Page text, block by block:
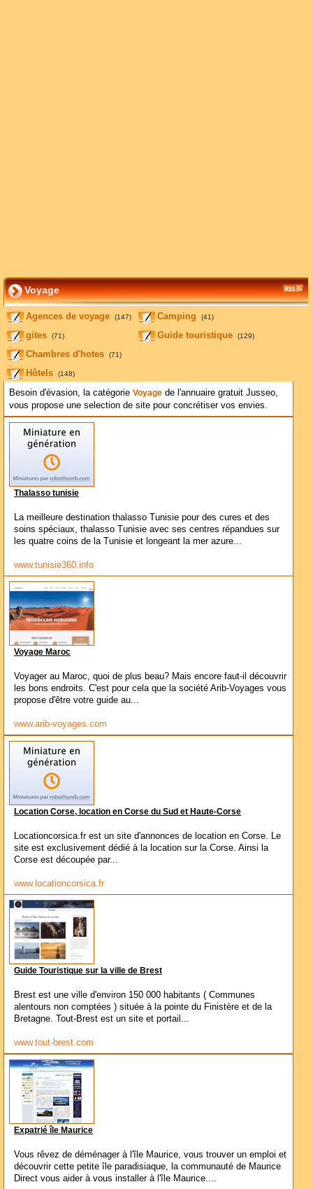
Voyage
Agences de voyage (147)
gites (71)
Camping (41)
Guide touristique (129)
Chambres d'hotes (71)
Hôtels (148)
Besoin d'évasion, la catégorie Voyage de l'annuaire gratuit Jusseo,
vous propose une selection de site pour concrétiser vos envies.
Thalasso tunisie
La meilleure destination thalasso Tunisie pour des cures et des
soins spéciaux, thalasso Tunisie avec ses centres répandues sur
les quatre coins de la Tunisie et longeant la mer azure...
www.tunisie360.info
Voyage Maroc
Voyager au Maroc, quoi de plus beau? Mais encore faut-il découvrir
les bons endroits. C'est pour cela que la société Arib-Voyages vous
propose d'être votre guide au...
www.arib-voyages.com
Location Corse, location en Corse du Sud et Haute-Corse
Locationcorsica.fr est un site d'annonces de location en Corse. Le
site est exclusivement dédié à la location sur la Corse. Ainsi la
Corse est découpée par...
www.locationcorsica.fr
Guide Touristique sur la ville de Brest
Brest est une ville d'environ 150 000 habitants ( Communes
alentours non comptées ) située à la pointe du Finistère et de la
Bretagne. Tout-Brest est un site et portail...
www.tout-brest.com
Expatrié île Maurice
Vous rêvez de déménager à l'île Maurice, vous trouver un emploi et
découvrir cette petite île paradisiaque, la communauté de Maurice
Direct vous aider à vous installer à l'île Maurice....